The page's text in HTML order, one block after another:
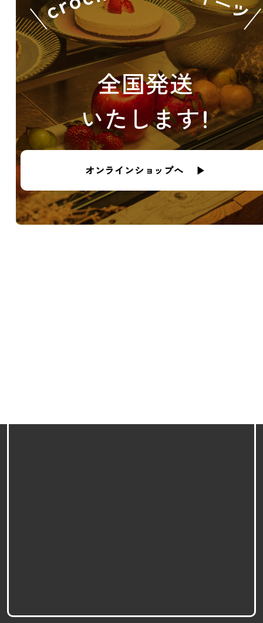
全国発送
いたします！
オンラインショップへ ▶︎